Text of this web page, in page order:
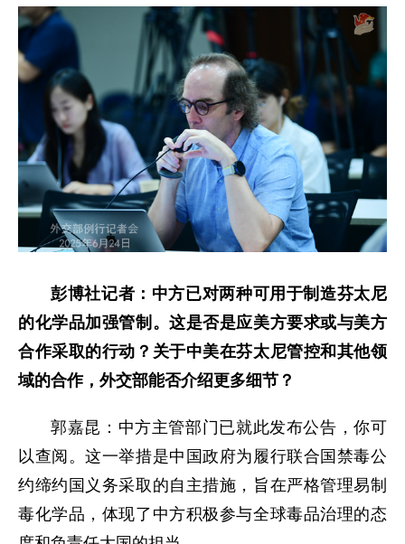
彭博社记者：中方已对两种可用于制造芬太尼
的化学品加强管制。这是否是应美方要求或与美方
合作采取的行动？关于中美在芬太尼管控和其他领
域的合作，外交部能否介绍更多细节？
郭嘉昆：中方主管部门已就此发布公告，你可
以查阅。这一举措是中国政府为履行联合国禁毒公
约缔约国义务采取的自主措施，旨在严格管理易制
毒化学品，体现了中方积极参与全球毒品治理的态